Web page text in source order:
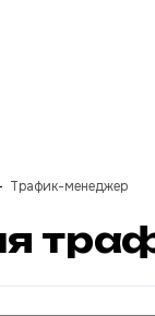
Трафик-менеджер